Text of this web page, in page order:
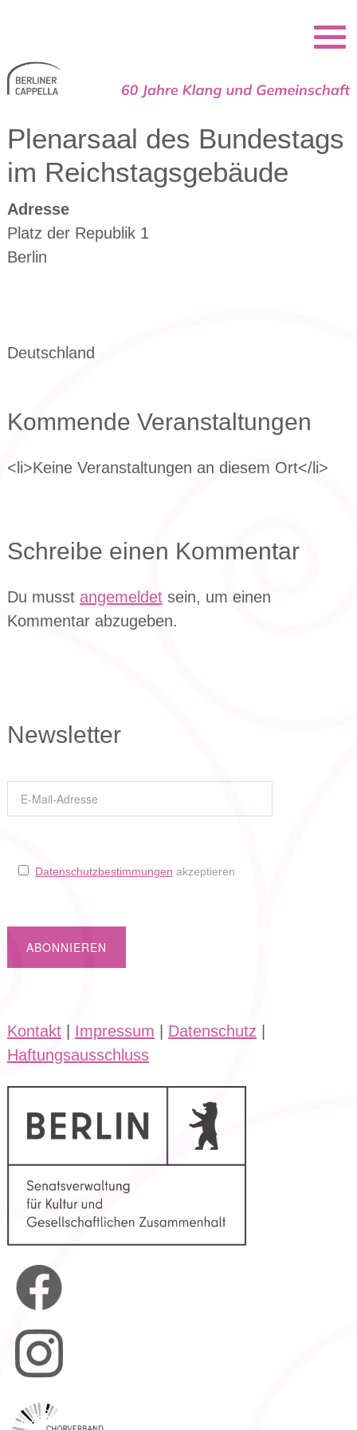
Plenarsaal des Bundestags
im Reichstagsgebäude
Adresse
Platz der Republik 1
Berlin
Deutschland
Kommende Veranstaltungen
<li>Keine Veranstaltungen an diesem Ort</li>
Schreibe einen Kommentar
Du musst angemeldetsein, um einen
Kommentar abzugeben.
Newsletter
Datenschutzbestimmungen akzeptieren
Kontakt| Impressum Datenschutz
Haftungsausschluss